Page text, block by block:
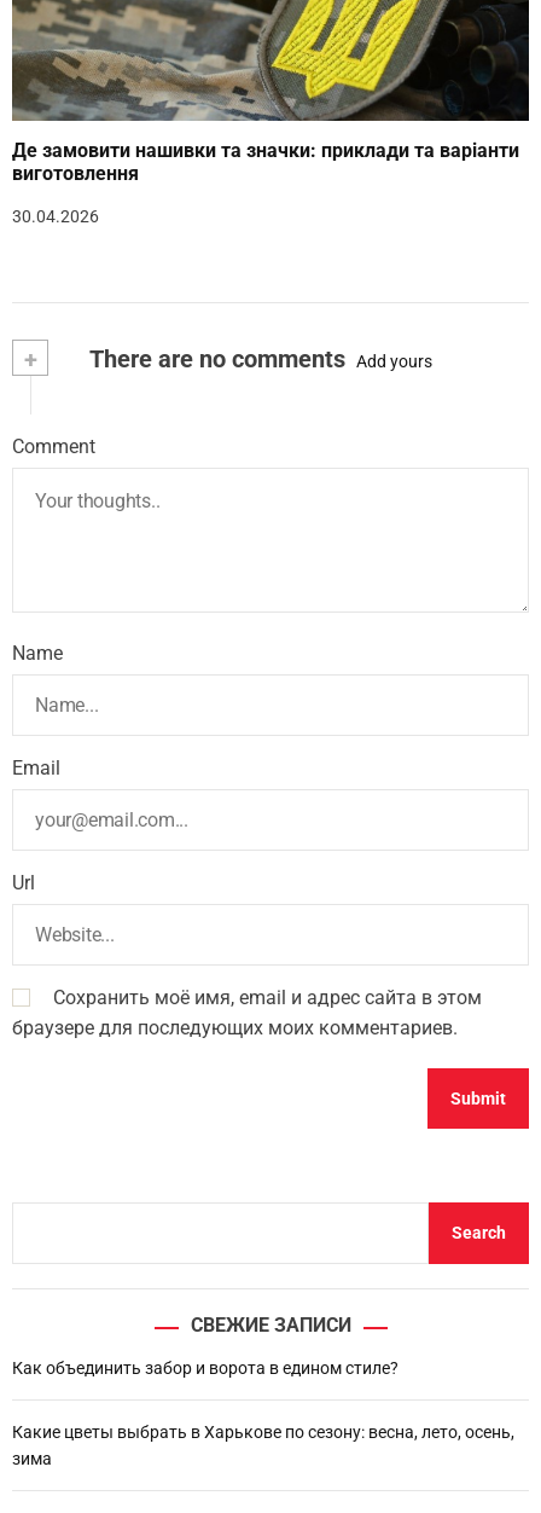
Де замовити нашивки та значки: приклади та варіанти
виготовлення
30.04.2026
+ There are no comments Add yours
Comment
Name
Email
Url
Сохранить моё имя, email и адрес сайта в этом
браузере для последующих моих комментариев.
h
Search
СВЕЖИЕ ЗАПИСИ
Как объединить забор и ворота в едином стиле?
Какие цветы выбрать в Харькове по сезону: весна, лето, осень,
зима